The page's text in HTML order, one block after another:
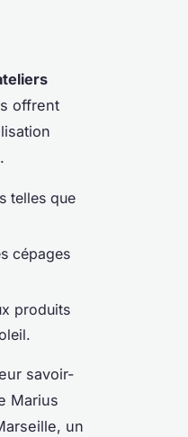
offrent
telles que
cépages
produits
savoir-
Marius
un